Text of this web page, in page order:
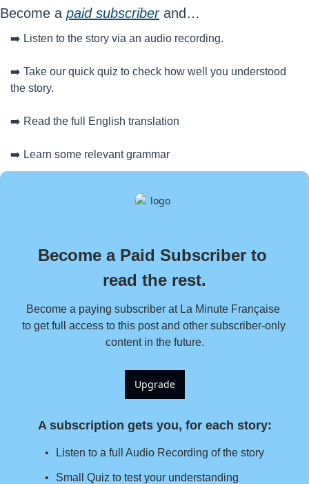
Become a paid subscriber and…
➡️ Listen to the story via an audio recording.
➡️ Take our quick quiz to check how well you understood
the story.
➡️ Read the full English translation
➡️ Learn some relevant grammar
Become a Paid Subscriber to
read the rest.
Become a paying subscriber at La Minute Française
to get full access to this post and other subscriber-only
content in the future.
Upgrade
A subscription gets you, for each story:
Listen to a full Audio Recording of the story
Small Quiz to test your understanding